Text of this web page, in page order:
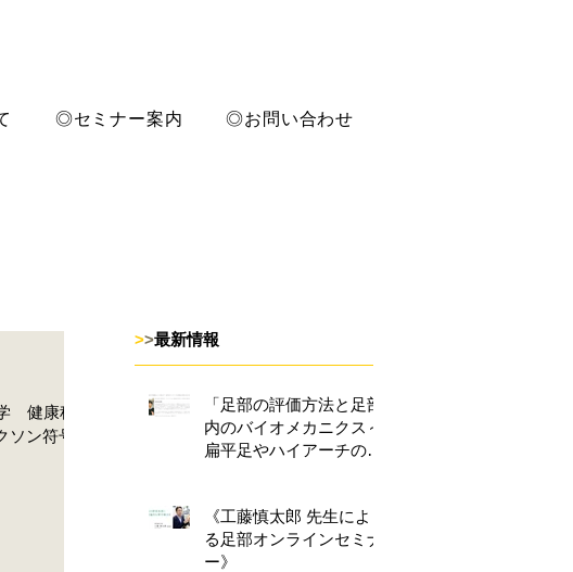
◎セミナー案内 ◎お問い合わせ
健康科
>>最新情報
「足部の評価方法と足部
内のバイオメカニクス～
扁平足やハイアーチの評
《工藤慎太郎 先生によ
る足部オンラインセミナ
ー》